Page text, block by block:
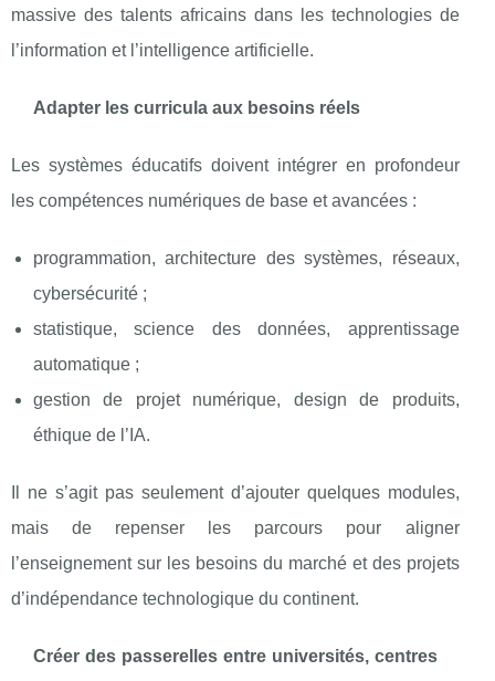
massive des talents africains dans les technologies de
l’information et l’intelligence artificielle.
Adapter les curricula aux besoins réels
Les systèmes éducatifs doivent intégrer en profondeur
les compétences numériques de base et avancées :
programmation, architecture des systèmes, réseaux,
cybersécurité ;
statistique, science des données, apprentissage
automatique ;
gestion de projet numérique, design de produits,
éthique de l’IA.
Il ne s’agit pas seulement d’ajouter quelques modules,
mais de repenser les parcours pour aligner
l’enseignement sur les besoins du marché et des projets
d’indépendance technologique du continent.
Créer des passerelles entre universités, centres